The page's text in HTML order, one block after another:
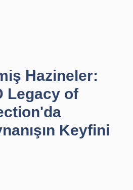
Hazineler:
Legacy of
Keyfini